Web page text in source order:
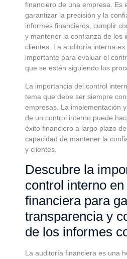
financiero de una empresa. Es
garantizar la precisión y la
informes financieros, cumplir
y mantener la confianza de los
clientes. La auditoría interna
importante para evaluar el
que se estén siguiendo los
La importancia del control
tema que debe ser siempre
empresas. La implementación
de un control interno puede
éxito financiero a largo plazo
capacidad de mantener la
y clientes.
Descubre la
control interno
financiera para
transparencia y
de los informes
La auditoría financiera es una